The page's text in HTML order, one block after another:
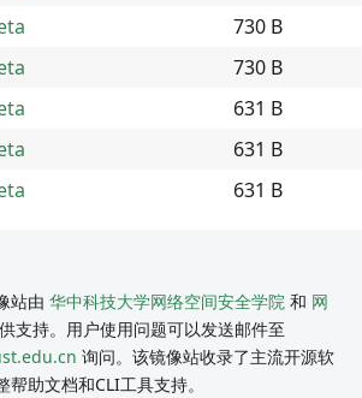
730 B
730 B
631 B
631 B
631 B
站由 华中科技大学网络空间安全学院 和 网
支持。用户使用问题可以发送邮件至
询问。该镜像站收录了主流开源软
助文档和CLI工具支持。